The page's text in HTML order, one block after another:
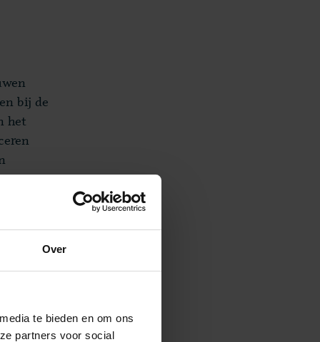
Over
te bieden en om ons
partners voor social
bij de
het
en
ander